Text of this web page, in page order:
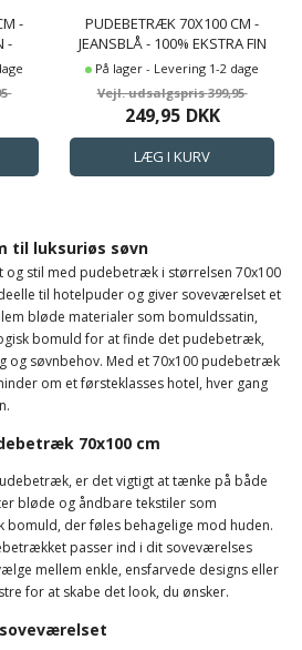
-
-
PUDEBETRÆK 70X100 CM -
JEANSBLÅ - 100% EKSTRA FIN
BOMULD - HØIE
På lager - Levering 1-2 dage
399,95
249,95 DKK
til luksuriøs søvn
stil med pudebetræk i størrelsen 70x100
til hotelpuder og giver soveværelset et
bløde materialer som bomuldssatin,
bomuld for at finde det pudebetræk,
og søvnbehov. Med et 70x100 pudebetræk
om et førsteklasses hotel, hver gang
70x100 cm
er det vigtigt at tænke på både
bløde og åndbare tekstiler som
bomuld, der føles behagelige mod huden.
passer ind i dit soveværelses
mellem enkle, ensfarvede designs eller
for at skabe det look, du ønsker.